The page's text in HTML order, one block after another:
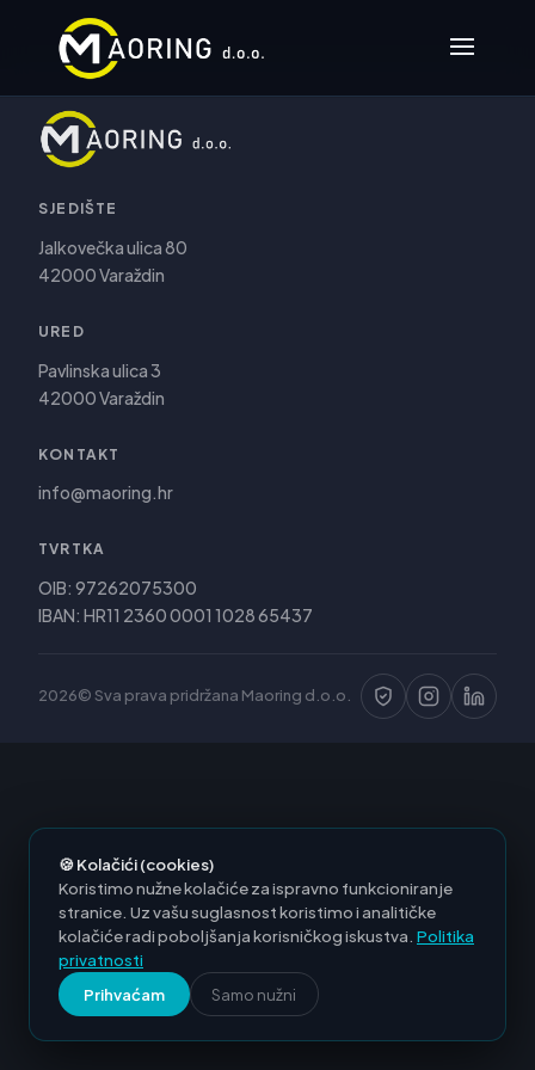
SJEDIŠTE
Jalkovečka ulica 80
42000 Varaždin
URED
Pavlinska ulica 3
42000 Varaždin
KONTAKT
info@maoring.hr
TVRTKA
OIB: 97262075300
IBAN: HR11 2360 0001 1028 65437
2026© Sva prava pridržana Maoring d.o.o.
🍪 Kolačići (cookies)
Koristimo nužne kolačiće za ispravno funkcioniranje
stranice. Uz vašu suglasnost koristimo i analitičke
kolačiće radi poboljšanja korisničkog iskustva. Politika
privatnosti
Prihvaćam
Samo nužni